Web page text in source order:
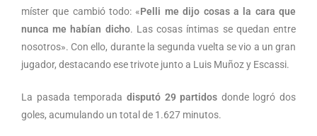
míster que cambió todo: «Pelli me dijo cosas a la cara que
nunca me habían dicho. Las cosas íntimas se quedan entre
nosotros». Con ello, durante la segunda vuelta se vio a un gran
jugador, destacando ese trivote junto a Luis Muñoz y Escassi.
La pasada temporada disputó 29 partidos donde logró dos
goles, acumulando un total de 1.627 minutos.